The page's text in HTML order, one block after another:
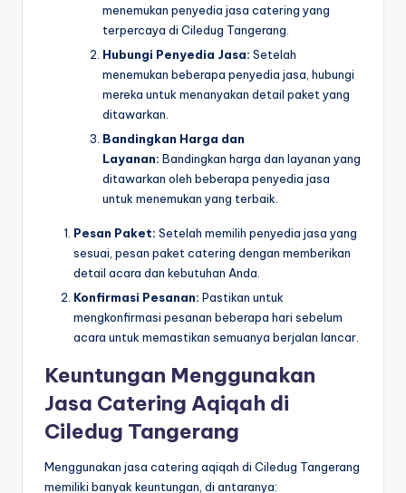
menemukan penyedia jasa catering yang
terpercaya di Ciledug Tangerang.
Hubungi Penyedia Jasa: Setelah
menemukan beberapa penyedia jasa, hubungi
mereka untuk menanyakan detail paket yang
ditawarkan.
Bandingkan Harga dan
Layanan: Bandingkan harga dan layanan yang
ditawarkan oleh beberapa penyedia jasa
untuk menemukan yang terbaik.
Pesan Paket: Setelah memilih penyedia jasa yang
sesuai, pesan paket catering dengan memberikan
detail acara dan kebutuhan Anda.
Konfirmasi Pesanan: Pastikan untuk
mengkonfirmasi pesanan beberapa hari sebelum
acara untuk memastikan semuanya berjalan lancar.
Keuntungan Menggunakan
Jasa Catering Aqiqah di
Ciledug Tangerang
Menggunakan jasa catering aqiqah di Ciledug Tangerang
memiliki banyak keuntungan, di antaranya: